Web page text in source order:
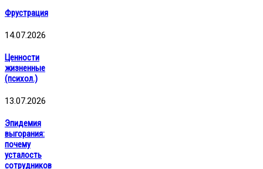
Фрустрация
14.07.2026
Ценности
жизненные
(психол.)
13.07.2026
Эпидемия
выгорания:
почему
усталость
сотрудников